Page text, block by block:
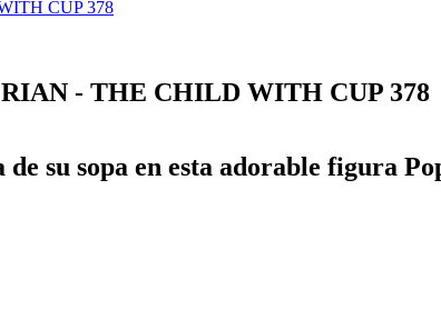
- THE CHILD WITH CUP 378
su sopa en esta adorable figura